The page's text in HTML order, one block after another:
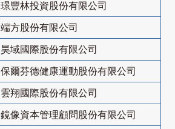
璟豐林投資股份有限公司
端方股份有限公司
昊域國際股份有限公司
保爾芬德健康運動股份有限公司
雲翔國際股份有限公司
鏡像資本管理顧問股份有限公司